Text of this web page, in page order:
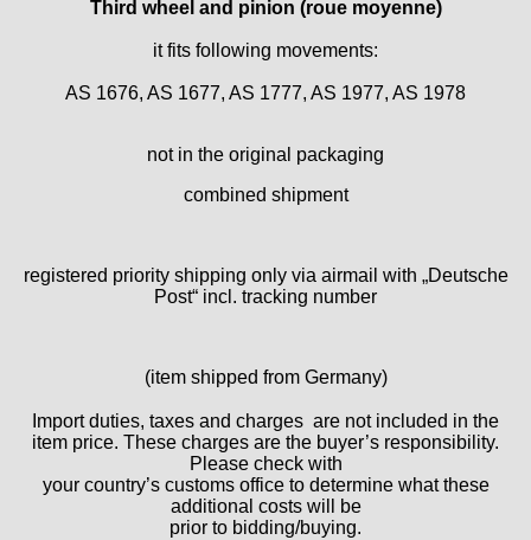
Durowe
EB "Ebauches Bettlach"
Emes
FEF
HB "Hermann Becker"
Helvetia
HPP „Henzi & Pfaff"
Third wheel and pinion (roue moyenne)
it fits following movements:
AS 1676, AS 1677, AS 1777, AS 1977, AS 1978
not in the original packaging
combined shipment
registered priority shipping only via airmail with „Deutsche
Post“ incl. tracking number
(item shipped from Germany)
Import duties, taxes and charges are not included in the
item price. These charges are the buyer’s responsibility.
Please check with
your country’s customs office to determine what these
additional costs will be
prior to bidding/buying.